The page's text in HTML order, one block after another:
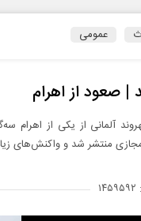
عمومی
| صعود از اهرام
آلمانی از یکی از
منتشر شد و واکنش‌های